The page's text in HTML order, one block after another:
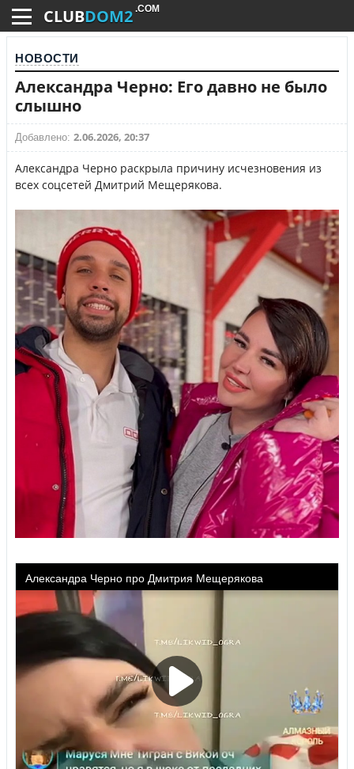
CLUBDOM2 .COM
НОВОСТИ
Александра Черно: Его давно не было
слышно
Добавлено: 2.06.2026, 20:37
Александра Черно раскрыла причину исчезновения из
всех соцсетей Дмитрий Мещерякова.